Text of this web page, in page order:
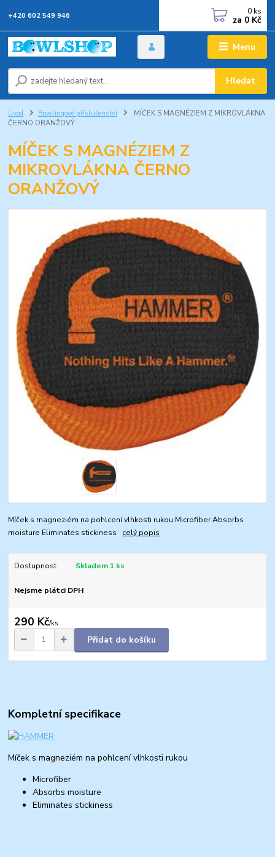
Menu
Hledat
+420 602 549 946 0 ks
za 0 Kč
Úvod Bowlingové příslušenství
MÍČEK S MAGNÉZIEM Z MIKROVLÁKNA
ČERNO ORANŽOVÝ
MÍČEK S MAGNÉZIEM Z
MIKROVLÁKNA ČERNO
ORANŽOVÝ
Míček s magneziém na pohlcení vlhkosti rukou Microfiber Absorbs
moisture Eliminates stickiness celý popis
Dostupnost Skladem 1 ks
Nejsme plátci DPH
290 Kč/ks
Přidat do košíku
Kompletní specifikace
Míček s magneziém na pohlcení vlhkosti rukou
Microfiber
Absorbs moisture
Eliminates stickiness